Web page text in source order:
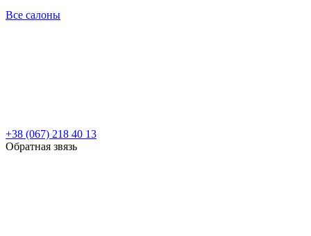
Все салоны
+38 (067) 218 40 13
Обратная звязь